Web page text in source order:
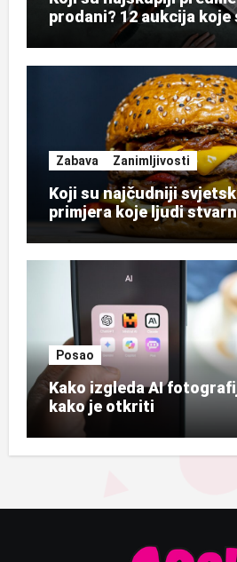
prodani? 12 aukcija
Zabava Zanimljivosti
Koji su najčudniji
primjera koje ljudi
Posao
Kako izgleda AI
kako je otkriti